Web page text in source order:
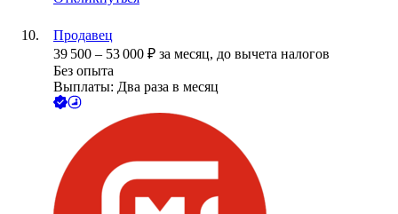
Продавец
39 500 – 53 000 ₽ за месяц, до вычета налогов
Без опыта
Выплаты: Два раза в месяц